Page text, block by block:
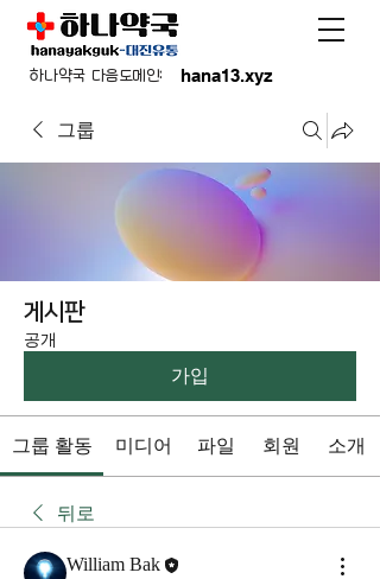
hana13.xyz
하나약국 다음도메인:
그룹
게시판
공개
가입
그룹 활동 미디어 파일 회원 소개
뒤로
William Bak